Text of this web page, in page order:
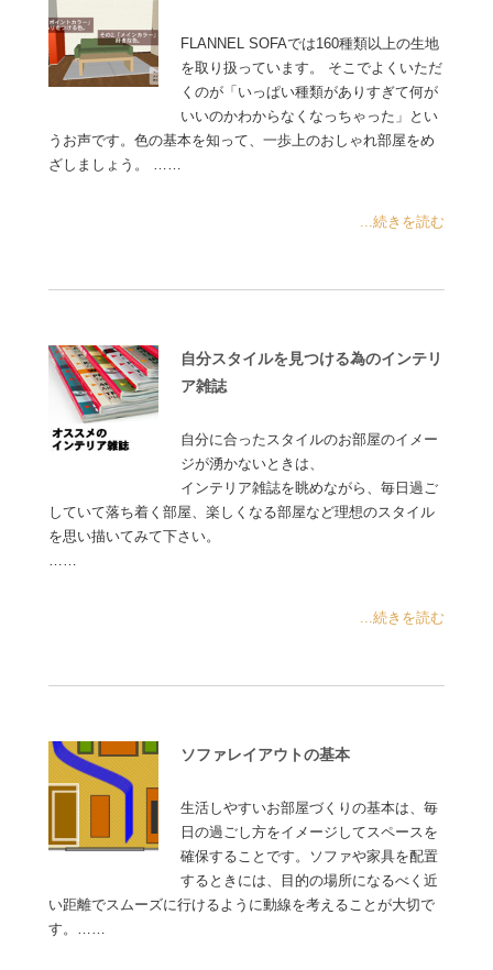
FLANNEL SOFAでは160種類以上の生地
を取り扱っています。 そこでよくいただ
くのが「いっぱい種類がありすぎて何が
いいのかわからなくなっちゃった」とい
うお声です。色の基本を知って、一歩上のおしゃれ部屋をめ
ざしましょう。 ……
...続きを読む
自分スタイルを見つける為のインテリ
ア雑誌
自分に合ったスタイルのお部屋のイメー
ジが湧かないときは、
インテリア雑誌を眺めながら、毎日過ご
していて落ち着く部屋、楽しくなる部屋など理想のスタイル
を思い描いてみて下さい。
……
...続きを読む
ソファレイアウトの基本
生活しやすいお部屋づくりの基本は、毎
日の過ごし方をイメージしてスペースを
確保することです。ソファや家具を配置
するときには、目的の場所になるべく近
い距離でスムーズに行けるように動線を考えることが大切で
す。……